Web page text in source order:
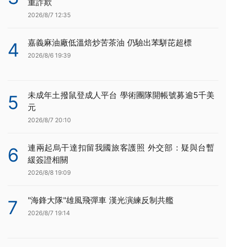
重詐欺
2026/8/7 12:35
4 嘉義麻油廠低溫焙炒苦茶油 仍驗出苯駢芘超標
2026/8/6 19:39
5
未成年土撥鼠登成人平台 學術團隊開帳號募逾5千美
元
2026/8/7 20:10
6
連兩起烏干達扣留我國旅客護照 外交部：疑與台暫
緩簽證相關
2026/8/8 19:09
7 "海鋒大隊"雄風飛彈車 漢光演練反制共艦
2026/8/7 19:14